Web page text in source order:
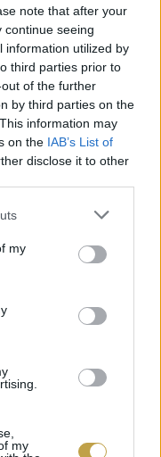
note that after your
continue seeing
information utilized by
third parties prior to
of the further
by third parties on the
information may
on the IAB’s List of
disclose it to other
one or more Google
You may click to
third-party tags to
in below Google
my
my
A
is nyomon
továbbá
feltétel is
31-igSuper
váltani a